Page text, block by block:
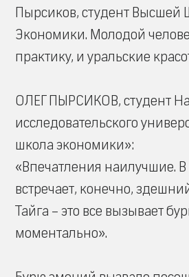
Пырсиков, студент Высшей
Экономики. Молодой
практику, и уральские
ОЛЕГ ПЫРСИКОВ, студент
исследовательского
школа экономики»:
«Впечатления наилучшие.
встречает, конечно,
Тайга – это все вызывает
моментально».